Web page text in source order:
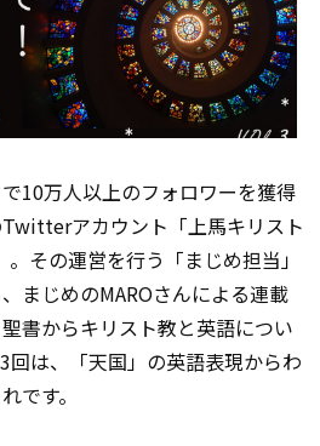
10万人以上のフォロワーを獲得
アカウント「上馬キリスト
その運営を行う「まじめ担当」
まじめのMAROさんによる連載
書からキリスト教と英語につい
回は、「天国」の英語表現からわ
です。